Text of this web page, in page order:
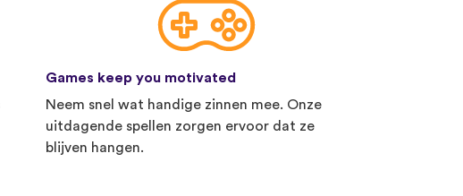
Games keep you motivated
Neem snel wat handige zinnen mee. Onze
uitdagende spellen zorgen ervoor dat ze
blijven hangen.